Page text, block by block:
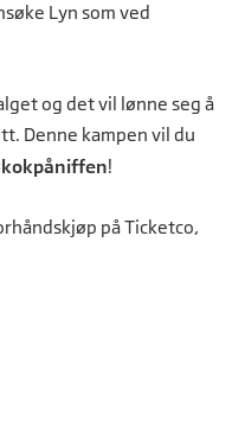
Lyn som ved
og det vil lønne seg å
Denne kampen vil du
!
på Ticketco,